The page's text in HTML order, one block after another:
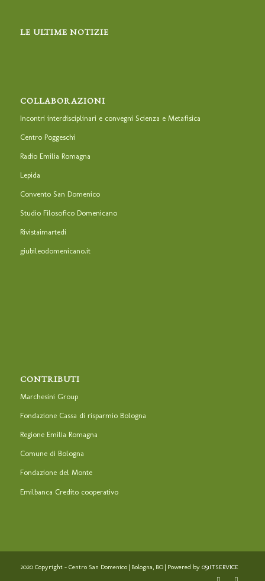
LE ULTIME NOTIZIE
COLLABORAZIONI
Incontri interdisciplinari e convegni Scienza e Metafisica
Centro Poggeschi
Radio Emilia Romagna
Lepida
Convento San Domenico
Studio Filosofico Domenicano
Rivistaimartedi
giubileodomenicano.it
CONTRIBUTI
Marchesini Group
Fondazione Cassa di risparmio Bologna
Regione Emilia Romagna
Comune di Bologna
Fondazione del Monte
Emilbanca Credito cooperativo
2020 Copyright - Centro San Domenico | Bologna, BO | Powered by 051ITSERVICE